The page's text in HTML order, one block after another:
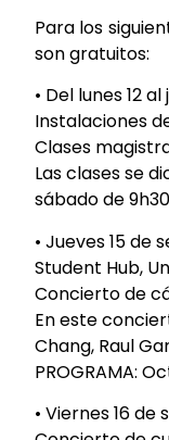
Para los
son gratuitos:
• Del lunes 12
Instalaciones
Clases
Las clases se
sábado de
• Jueves 15 de
Student Hub,
Concierto de
En este
Chang, Raul
PROGRAMA:
• Viernes 16